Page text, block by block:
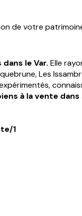
de votre
le Var. Elle
Les
à la vente
1